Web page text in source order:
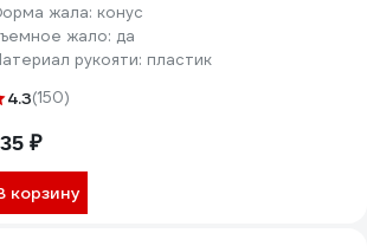
жала: конус
жало: да
рукояти: пластик
4.3(150)
₽
корзину